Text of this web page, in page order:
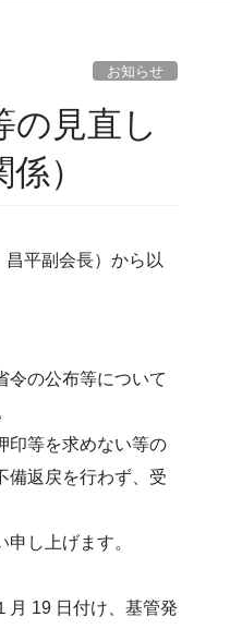
お知らせ
の見直し
）
平副会長）から以
の公布等について
印等を求めない等の
備返戻を行わず、受
し上げます。
月 19 日付け、基管発